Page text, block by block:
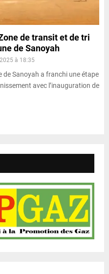
de transit et de tri
de Sanoyah
à 18:35
de Sanoyah a franchi une étape
avec l’inauguration de